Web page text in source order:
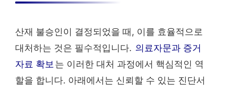
산재 불승인이 결정되었을 때, 이를 효율적으로
대처하는 것은 필수적입니다. 의료자문과 증거
자료 확보 는 이러한 대처 과정에서 핵심적인 역
할을 합니다. 아래에서는 신뢰할 수 있는 진단서